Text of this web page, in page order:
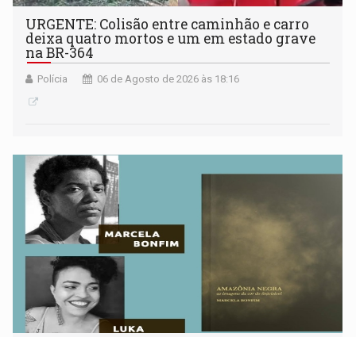
URGENTE: Colisão entre caminhão e carro
deixa quatro mortos e um em estado grave
na BR-364
Polícia 06 de Agosto de 2026 às 18:16